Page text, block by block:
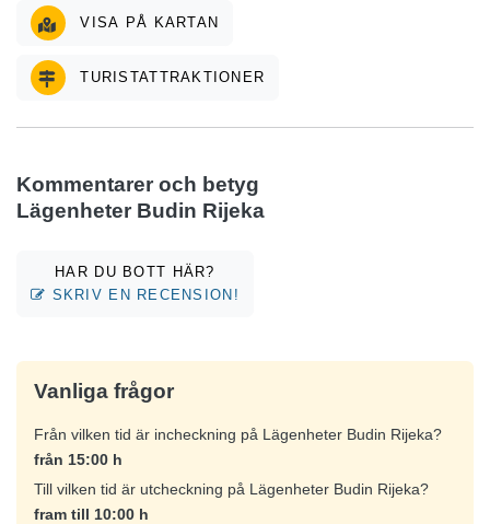
VISA PÅ KARTAN
TURISTATTRAKTIONER
Kommentarer och betyg
Lägenheter Budin Rijeka
HAR DU BOTT HÄR?
SKRIV EN RECENSION!
Vanliga frågor
Från vilken tid är incheckning på Lägenheter Budin Rijeka?
från 15:00 h
Till vilken tid är utcheckning på Lägenheter Budin Rijeka?
fram till 10:00 h